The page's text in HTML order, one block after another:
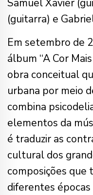
Samuel Xavier
(guitarra) e
Em setembro de
álbum “A Cor
obra conceitual
urbana por meio
combina
elementos da
é traduzir as
cultural dos
composições
diferentes